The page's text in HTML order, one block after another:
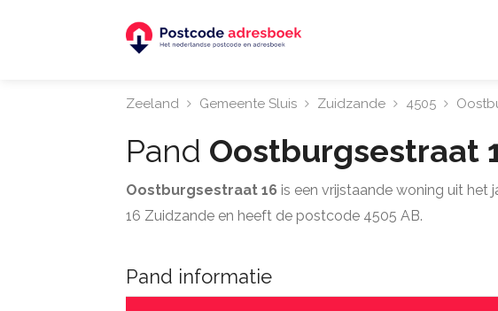
Zeeland Gemeente Sluis Zuidzande 4505
Pand Oostburgsestraat
Oostburgsestraat 16 is een vrijstaande woning uit het
16 Zuidzande en heeft de postcode 4505 AB.
Pand informatie